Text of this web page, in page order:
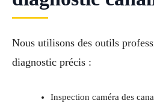
Nous utilisons des outils
diagnostic précis :
Inspection caméra des